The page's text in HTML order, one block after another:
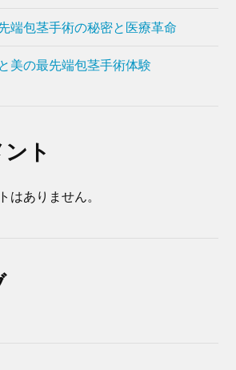
端包茎手術の秘密と医療革命
美の最先端包茎手術体験
ト
はありません。